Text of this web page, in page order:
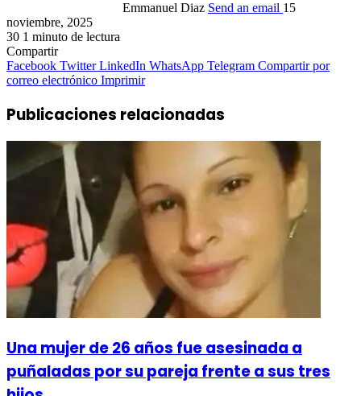
Emmanuel Diaz Send an email 15
noviembre, 2025
30 1 minuto de lectura
Compartir
Facebook Twitter LinkedIn WhatsApp Telegram Compartir por
correo electrónico Imprimir
Publicaciones relacionadas
Una mujer de 26 años fue asesinada a
puñaladas por su pareja frente a sus tres